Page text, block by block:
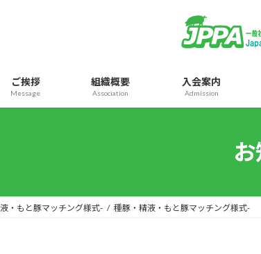
ご挨拶
Message
組織概要
Association
入会案内
Admission
・もと豚マッチング様式- 種豚・精液・もと豚マッチング様式-